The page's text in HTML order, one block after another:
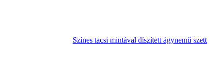
Színes tacsi mintával díszített ágynemű szett